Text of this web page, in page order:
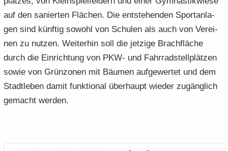
auf den sa­nier­ten Flä­chen. Die ent­ste­hen­den Sport­an­la­
gen sind künf­tig so­wohl von Schu­len als auch von Ver­ei­
nen zu nut­zen. Wei­ter­hin soll die jet­zi­ge Brach­flä­che
durch die Ein­rich­tung von PKW- und Fahr­rad­stell­plät­zen
sowie von Grün­zo­nen mit Bäu­men auf­ge­wer­tet und dem
Stadt­le­ben damit funk­tio­nal über­haupt wie­der zu­gäng­lich
ge­macht wer­den.